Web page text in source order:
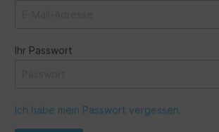
Ihr Passwort
Ich habe mein Passwort vergessen.